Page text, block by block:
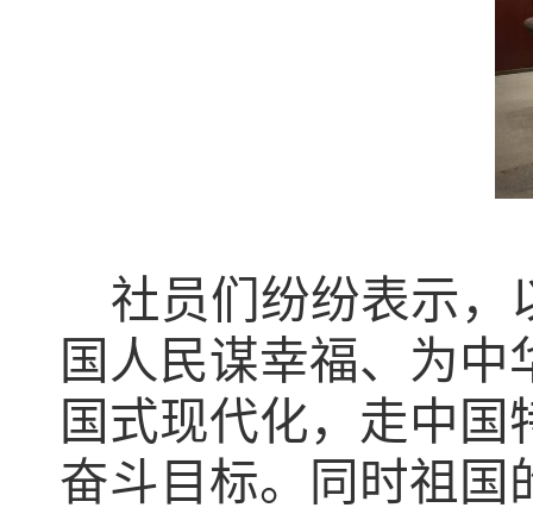
社员们纷纷表示，
国人民谋幸福、为
国式现代化，走中
奋斗目标。同时祖国